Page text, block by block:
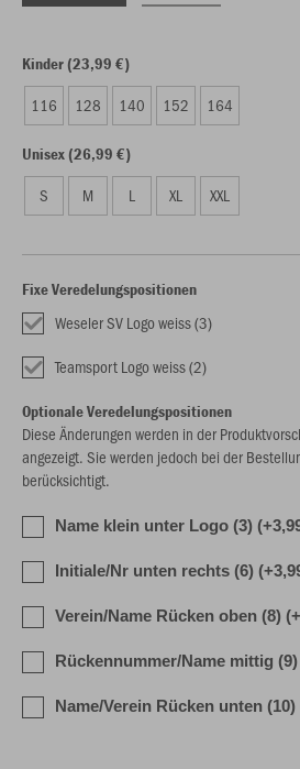
Kinder (23,99 €)
116 128 140 152 164
Unisex (26,99 €)
S M L XL XXL
Fixe Veredelungspositionen
Weseler SV Logo weiss (3)
Teamsport Logo weiss (2)
Optionale Veredelungspositionen
Diese Änderungen werden in der
angezeigt. Sie werden jedoch bei der
berücksichtigt.
Name klein unter Logo (3)
Initiale/Nr unten rechts (6)
Verein/Name Rücken oben (8)
Rückennummer/Name mittig (9)
Name/Verein Rücken unten (10)